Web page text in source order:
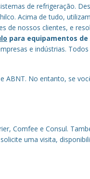
de refrigeração.
Acima de tudo,
de nossos clientes, e
para equipamentos de
e indústrias.
No entanto, se
Comfee e Consul.
uma visita,